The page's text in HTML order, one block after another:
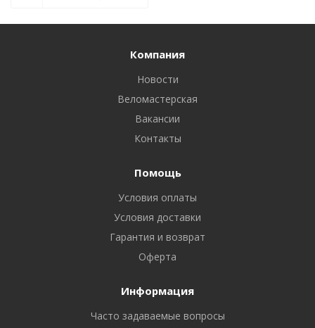
Компания
Новости
Веломастерская
Вакансии
Контакты
Помощь
Условия оплаты
Условия доставки
Гарантия и возврат
Оферта
Информация
Часто задаваемые вопросы